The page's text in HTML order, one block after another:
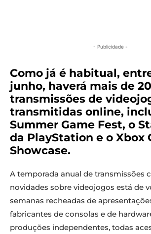
- Publicidade -
Como já é habitual,
junho, haverá mais de 20
transmissões de
transmitidas online,
Summer Game Fest, o
da PlayStation e o Xbox
Showcase.
A temporada anual de transmissões
novidades sobre videojogos está de
semanas recheadas de
fabricantes de consolas e de
produções independentes, todas